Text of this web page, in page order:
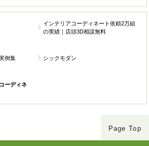
インテリアコーディネート依頼2万組
の実績｜店頭3D相談無料
例集 シックモダン
ーディネ
Page Top